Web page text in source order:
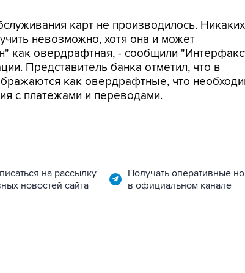
карт не производилось. Никаких
невозможно, хотя она и может
как овердрафтная, - сообщили
Представитель банка отметил, что в
как овердрафтные, что
с платежами и переводами.
на рассылку
новостей сайта
Получать оперативные
в официальном канале